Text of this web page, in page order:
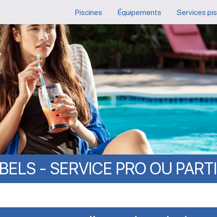
Piscines Équipements Services
- SERVICE PRO OU